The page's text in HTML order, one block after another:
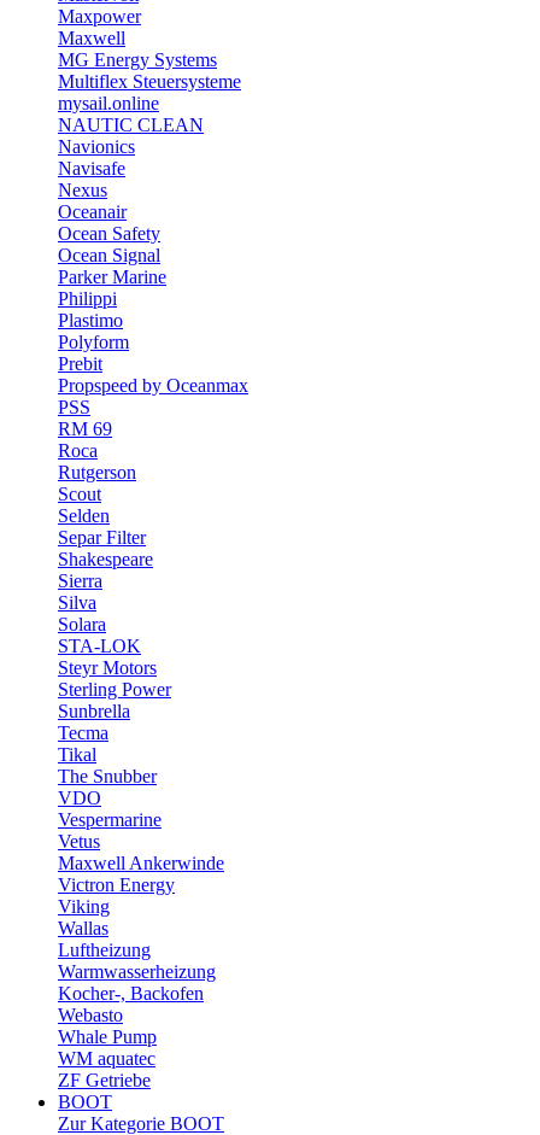
Maxpower
Maxwell
MG Energy Systems
Multiflex Steuersysteme
mysail.online
NAUTIC CLEAN
Navionics
Navisafe
Nexus
Oceanair
Ocean Safety
Ocean Signal
Parker Marine
Philippi
Plastimo
Polyform
Prebit
Propspeed by Oceanmax
PSS
RM 69
Roca
Rutgerson
Scout
Selden
Separ Filter
Shakespeare
Sierra
Silva
Solara
STA-LOK
Steyr Motors
Sterling Power
Sunbrella
Tecma
Tikal
The Snubber
VDO
Vespermarine
Vetus
Maxwell Ankerwinde
Victron Energy
Viking
Wallas
Luftheizung
Warmwasserheizung
Kocher-, Backofen
Webasto
Whale Pump
WM aquatec
ZF Getriebe
BOOT
Zur Kategorie BOOT